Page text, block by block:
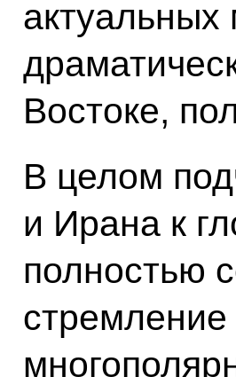
Востоке,
В целом
и Ирана к
полностью